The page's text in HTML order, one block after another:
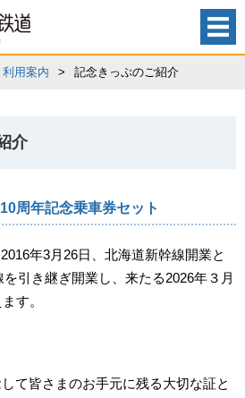
用案内 > 記念きっぷのご紹介
介
周年記念乗車券セット
年3月26日、北海道新幹線開業と
引き継ぎ開業し、来たる2026年３月
す。
て皆さまのお手元に残る大切な証と